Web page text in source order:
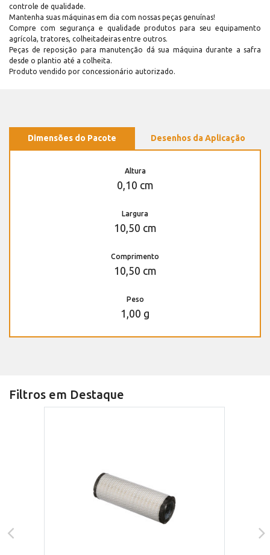
controle de qualidade.
Mantenha suas máquinas em dia com nossas peças genuínas!
Compre com segurança e qualidade produtos para seu equipamento
agrícola, tratores, colheitadeiras entre outros.
Peças de reposição para manutenção dá sua máquina durante a safra
desde o plantio até a colheita.
Produto vendido por concessionário autorizado.
Dimensões do Pacote Desenhos da Aplicação
Altura
0,10 cm
Largura
10,50 cm
Comprimento
10,50 cm
Peso
1,00 g
Filtros em Destaque